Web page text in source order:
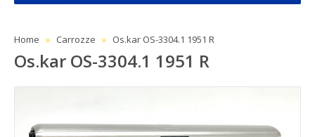
Home Carrozze Os.kar OS-3304.1 1951 R
Os.kar OS-3304.1 1951 R